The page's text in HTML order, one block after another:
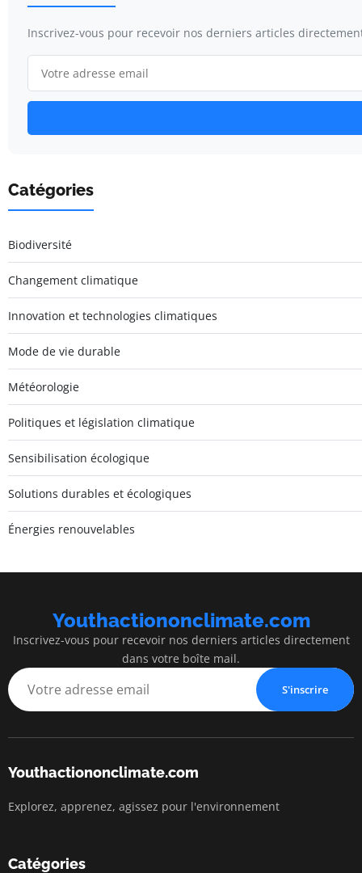
Inscrivez-vous pour recevoir nos derniers articles
Catégories
Biodiversité
Changement climatique
Innovation et technologies climatiques
Mode de vie durable
Météorologie
Politiques et législation climatique
Sensibilisation écologique
Solutions durables et écologiques
Énergies renouvelables
Youthactiononclimate.com
Inscrivez-vous pour recevoir nos derniers articles directement
dans votre boîte mail.
S'inscrire
Youthactiononclimate.com
Explorez, apprenez, agissez pour l'environnement
Catégories